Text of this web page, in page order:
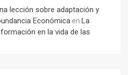
lección sobre adaptación y
Económica en La
en la vida de las